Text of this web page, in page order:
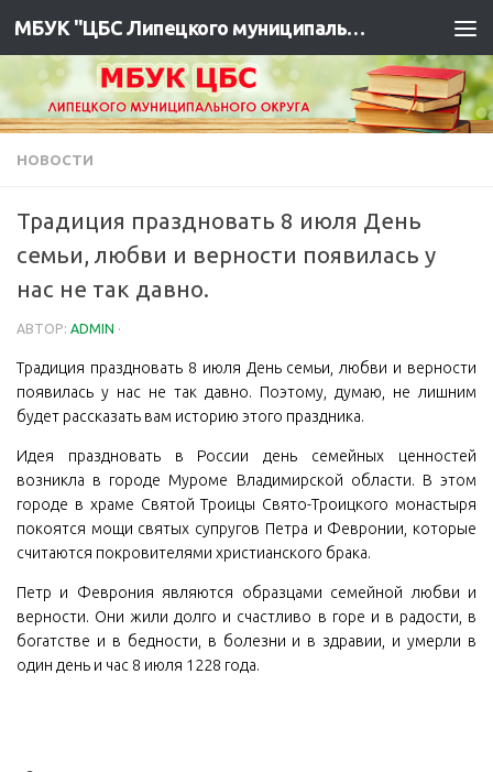
МБУК "ЦБС Липецкого муниципального района"
НОВОСТИ
Традиция праздновать 8 июля День
семьи, любви и верности появилась у
нас не так давно.
АВТОР: ADMIN ·
Традиция праздновать 8 июля День семьи, любви и верности
появилась у нас не так давно. Поэтому, думаю, не лишним
будет рассказать вам историю этого праздника.
Идея праздновать в России день семейных ценностей
возникла в городе Муроме Владимирской области. В этом
городе в храме Святой Троицы Свято-Троицкого монастыря
покоятся мощи святых супругов Петра и Февронии, которые
считаются покровителями христианского брака.
Петр и Феврония являются образцами семейной любви и
верности. Они жили долго и счастливо в горе и в радости, в
богатстве и в бедности, в болезни и в здравии, и умерли в
один день и час 8 июля 1228 года.